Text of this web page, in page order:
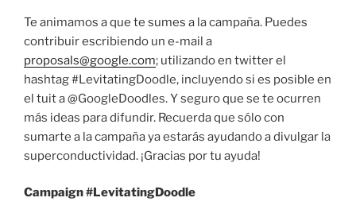
Te animamos a que te sumes a la campaña. Puedes
contribuir escribiendo un e-mail a
proposals@google.com; utilizando en twitter el
hashtag #LevitatingDoodle, incluyendo si es posible en
el tuit a @GoogleDoodles. Y seguro que se te ocurren
más ideas para difundir. Recuerda que sólo con
sumarte a la campaña ya estarás ayudando a divulgar la
superconductividad. ¡Gracias por tu ayuda!
Campaign #LevitatingDoodle